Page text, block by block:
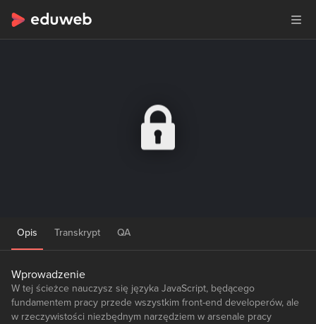
Opis Transkrypt QA
Wprowadzenie
W tej ścieżce nauczysz się języka JavaScript, będącego
fundamentem pracy przede wszystkim front-end developerów, ale
w rzeczywistości niezbędnym narzędziem w arsenale pracy